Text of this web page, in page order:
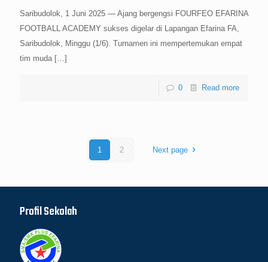
Saribudolok, 1 Juni 2025 — Ajang bergengsi FOURFEO EFARINA
FOOTBALL ACADEMY sukses digelar di Lapangan Efarina FA,
Saribudolok, Minggu (1/6). Turnamen ini mempertemukan empat
tim muda […]
0 Read more
1 2 Next page
Profil Sekolah